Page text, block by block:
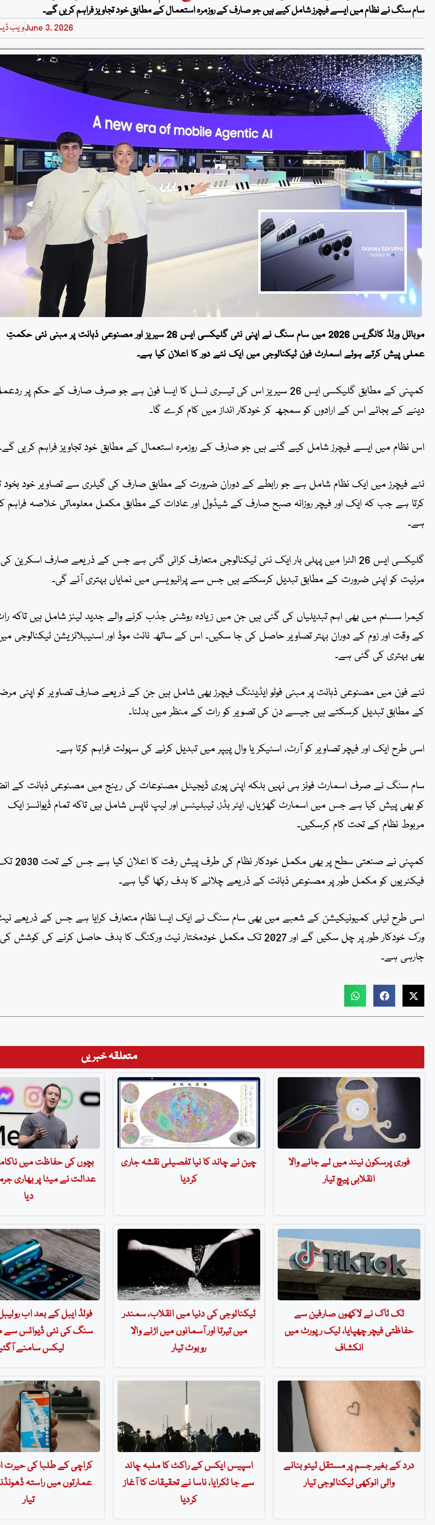
سام سنگ نے نظام میں ایسے فیچرز شامل کیے ہیں جو صارف کے روزمرہ استعمال کے مطابق خود تجاویز فراہم کریں گے۔
ویبJune 3, 2026
موبائل ورلڈ کانگریس 2026 میں سام سنگ نے اپنی نئی گلیکسی ایس 26 سیریز اور مصنوعی ذہانت پر مبنی نئی حکمتِ
عملی پیش کرتے ہوئے اسمارٹ فون ٹیکنالوجی میں ایک نئے دور کا اعلان کیا ہے۔
کمپنی کے مطابق گلیکسی ایس 26 سیریز اس کی تیسری نسل کا ایسا فون ہے جو صرف صارف کے حکم پر
دینے کے بجائے اس کے ارادوں کو سمجھ کر خودکار انداز میں کام کرے گا۔
اس نظام میں ایسے فیچرز شامل کیے گئے ہیں جو صارف کے روزمرہ استعمال کے مطابق خود تجاویز فراہم کریں
نئے فیچرز میں ایک نظام شامل ہے جو رابطے کے دوران ضرورت کے مطابق صارف کی گیلری سے تصاویر خود بخود
کرتا ہے جب کہ ایک اور فیچر روزانہ صبح صارف کے شیڈول اور عادات کے مطابق مکمل معلوماتی خلاصہ فراہم
ہے۔
گلیکسی ایس 26 الٹرا میں پہلی بار ایک نئی ٹیکنالوجی متعارف کرائی گئی ہے جس کے ذریعے صارف اسکرین کی
مرئیت کو اپنی ضرورت کے مطابق تبدیل کرسکتے ہیں جس سے پرائیویسی میں نمایاں بہتری آئے گی۔
کیمرا سسٹم میں بھی اہم تبدیلیاں کی گئی ہیں جن میں زیادہ روشنی جذب کرنے والے جدید لینز شامل ہیں تاکہ
کے وقت اور زوم کے دوران بہتر تصاویر حاصل کی جا سکیں۔ اس کے ساتھ نائٹ موڈ اور اسٹیبلائزیشن ٹیکنالوجی
بھی بہتری کی گئی ہے۔
نئے فون میں مصنوعی ذہانت پر مبنی فوٹو ایڈیٹنگ فیچرز بھی شامل ہیں جن کے ذریعے صارف تصاویر کو اپنی
کے مطابق تبدیل کرسکتے ہیں جیسے دن کی تصویر کو رات کے منظر میں بدلنا۔
اسی طرح ایک اور فیچر تصاویر کو آرٹ، اسٹیکر یا وال پیپر میں تبدیل کرنے کی سہولت فراہم کرتا ہے۔
سام سنگ نے صرف اسمارٹ فونز ہی نہیں بلکہ اپنی پوری ڈیجیٹل مصنوعات کی رینج میں مصنوعی ذہانت کے
کو بھی پیش کیا ہے جس میں اسمارٹ گھڑیاں، ایئر بڈز، ٹیبلیٹس اور لیپ ٹاپس شامل ہیں تاکہ تمام ڈیوائسز ایک
مربوط نظام کے تحت کام کرسکیں۔
کمپنی نے صنعتی سطح پر بھی مکمل خودکار نظام کی طرف پیش رفت کا
فیکٹریوں کو مکمل طور پر مصنوعی ذہانت کے ذریعے چلانے کا ہدف رکھا گیا ہے۔
اسی طرح ٹیلی کمیونیکیشن کے شعبے میں بھی سام سنگ نے ایک ایسا نظام متعارف کرایا ہے جس کے ذریعے
ورک خودکار طور پر چل سکیں گے اور 2027 تک مکمل خودمختار نیٹ ورکنگ کا ہدف حاصل کرنے کی کوشش کی
جارہی ہے۔
متعلقہ خبریں
فوری پرسکون نیند میں لے جانے والا
انقلابی پیچ تیار
چین نے چاند کا نیا تفصیلی نقشہ جاری
کردیا
بچوں کی حفاظت میں
عدالت نے میٹا پر بھاری
دیا
ٹک ٹاک نے لاکھوں صارفین سے
حفاظتی فیچر چھپایا، لیک رپورٹ میں
انکشاف
ٹیکنالوجی کی دنیا میں انقلاب، سمندر
میں تیرتا اور آسمانوں میں اڑنے والا
روبوٹ تیار
فولڈ ایبل کے بعد اب
سنگ کی نئی ڈیوائس سے
لیکس سامنے
درد کے بغیر جسم پر مستقل ٹیٹو بنانے
والی انوکھی ٹیکنالوجی تیار
اسپیس ایکس کے راکٹ کا ملبہ چاند
سے جا ٹکرایا، ناسا نے تحقیقات کا آغاز
کردیا
کراچی کے طلبا کی حیرت
عمارتوں میں راستہ
تیار